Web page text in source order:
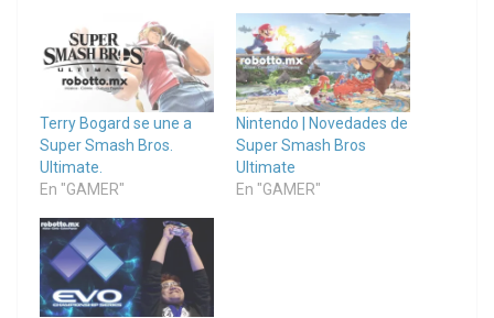
Terry Bogard se une a
Super Smash Bros.
Ultimate.
En "GAMER"
Nintendo | Novedades de
Super Smash Bros
Ultimate
En "GAMER"